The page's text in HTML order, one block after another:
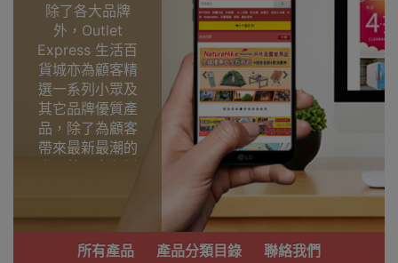
除了各大品牌
外，Outlet
Express 生活百
貨城亦為顧客精
選一系列小眾及
其它品牌優質產
品，除了為顧客
帶來最新最潮的
產品外，亦包括
功能齊備的產
品。
所有產品 產品分類目錄 聯絡我們